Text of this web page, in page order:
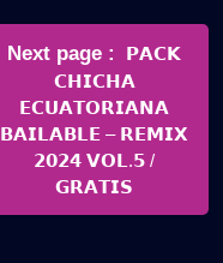
Next page
Newer
Posts
𝗣𝗔𝗖𝗞
𝗖𝗛𝗜𝗖𝗛𝗔
𝗘𝗖𝗨𝗔𝗧𝗢𝗥𝗜𝗔𝗡𝗔
𝗕𝗔𝗜𝗟𝗔𝗕𝗟𝗘 – 𝗥𝗘𝗠𝗜𝗫
𝟮𝟬𝟮𝟰 𝗩𝗢𝗟.𝟱 /
𝗚𝗥𝗔𝗧𝗜𝗦